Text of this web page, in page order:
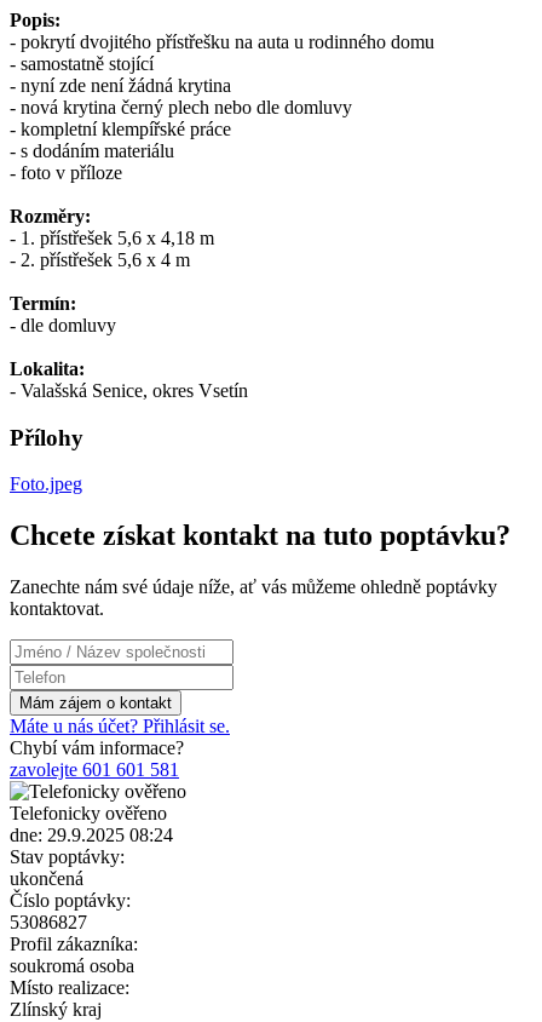
Popis:
- pokrytí dvojitého přístřešku na auta u rodinného domu
- samostatně stojící
- nyní zde není žádná krytina
- nová krytina černý plech nebo dle domluvy
- kompletní klempířské práce
- s dodáním materiálu
- foto v příloze
Rozměry:
- 1. přístřešek 5,6 x 4,18 m
- 2. přístřešek 5,6 x 4 m
Termín:
- dle domluvy
Lokalita:
- Valašská Senice, okres Vsetín
Přílohy
Foto.jpeg
Chcete získat kontakt na tuto poptávku?
Zanechte nám své údaje níže, ať vás můžeme ohledně poptávky
kontaktovat.
Máte u nás účet? Přihlásit se.
Chybí vám informace?
zavolejte 601 601 581
Telefonicky ověřeno
dne: 29.9.2025 08:24
Stav poptávky:
ukončená
Číslo poptávky:
53086827
Profil zákazníka:
soukromá osoba
Místo realizace:
Zlínský kraj